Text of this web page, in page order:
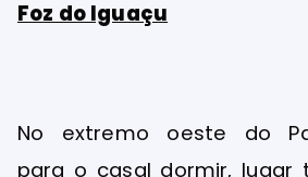
Foz do Iguaçu
No extremo oeste do
para o casal dormir, lugar